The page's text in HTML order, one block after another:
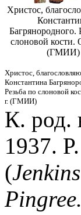
Христос,
Багрянородного.
слоновой кости.
(ГМИИ)
Христос,
Константина
Резьба по слоновой
г. (ГМИИ)
К. род.
1937.
(Jenkins
Pingree.